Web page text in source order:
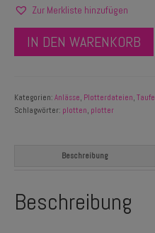
Zur Merkliste hinzufügen
IN DEN WARENKORB
Kategorien: Anlässe, Plotterdateien, Taufe
Schlagwörter: plotten, plotter
Beschreibung
Beschreibung